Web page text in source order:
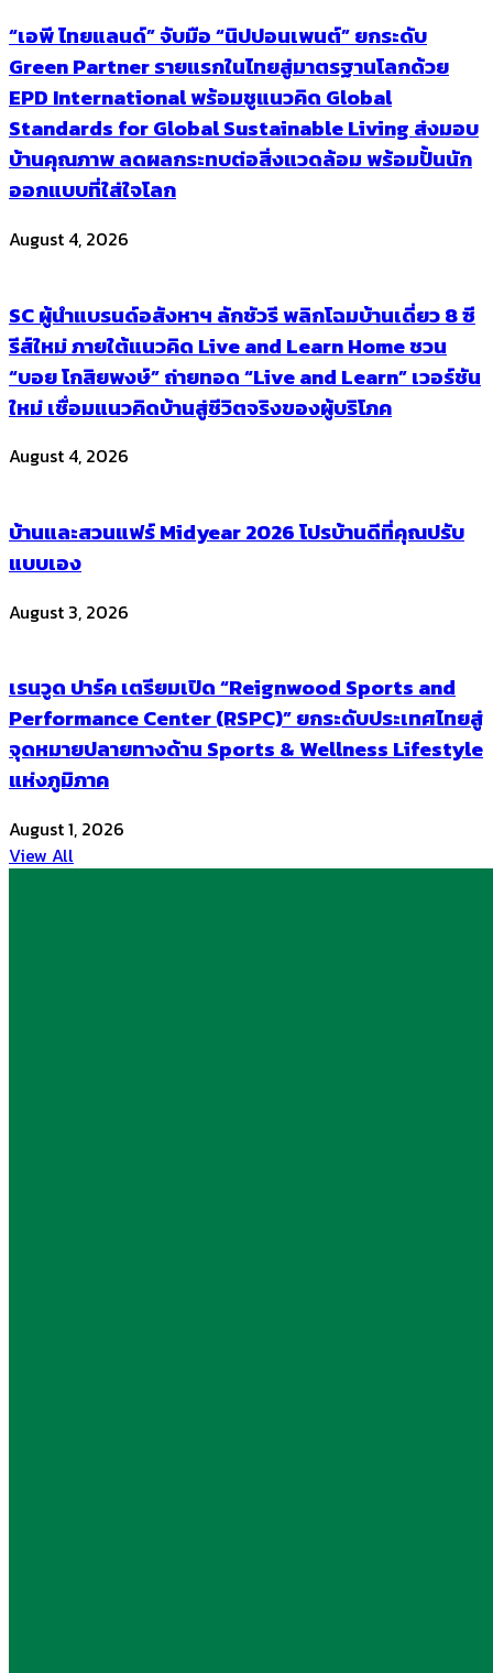
“เอพี ไทยแลนด์” จับมือ “นิปปอนเพนต์” ยกระดับ
Green Partner รายแรกในไทยสู่มาตรฐานโลกด้วย
EPD International พร้อมชูแนวคิด Global
Standards for Global Sustainable Living ส่งมอบ
บ้านคุณภาพ ลดผลกระทบต่อสิ่งแวดล้อม พร้อมปั้นนัก
ออกแบบที่ใส่ใจโลก
August 4, 2026
SC ผู้นำแบรนด์อสังหาฯ ลักชัวรี พลิกโฉมบ้านเดี่ยว 8 ซี
รีส์ใหม่ ภายใต้แนวคิด Live and Learn Home ชวน
“บอย โกสิยพงษ์” ถ่ายทอด “Live and Learn” เวอร์ชัน
ใหม่ เชื่อมแนวคิดบ้านสู่ชีวิตจริงของผู้บริโภค
August 4, 2026
บ้านและสวนแฟร์ Midyear 2026 โปรบ้านดีที่คุณปรับ
แบบเอง
August 3, 2026
เรนวูด ปาร์ค เตรียมเปิด “Reignwood Sports and
Performance Center (RSPC)” ยกระดับประเทศไทยสู่
จุดหมายปลายทางด้าน Sports & Wellness Lifestyle
แห่งภูมิภาค
August 1, 2026
View All